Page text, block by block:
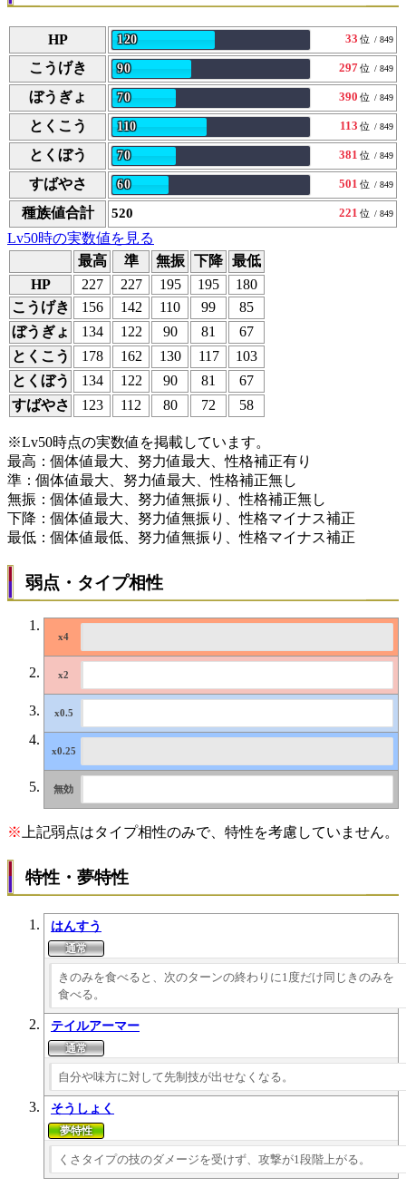
HP 120 33 位 / 849
こうげき 90 297位 / 849
ぼうぎょ 70 390 位 / 849
とくこう 110 113 位 / 849
とくぼう 70 381 位 / 849
すばやさ 60 501 位 / 849
種族値合計 520 221 位 / 849
Lv50時の実数値を見る
最高
準 無振 下降 最低
HP
227 227 195 195
180
こうげき
156 142 110 99
85
ぼうぎょ
134 122 90 81
67
とくこう
178 162 130 117
103
とくぼう
134 122 90 81
67
すばやさ
123 112 80 72 58
※Lv50時点の実数値を掲載しています。
最高：個体値最大、努力値最大、性格補正有り
準：個体値最大、努力値最大、性格補正無し
無振：個体値最大、努力値無振り、性格補正無し
下降：個体値最大、努力値無振り、性格マイナス補正
最低：個体値最低、努力値無振り、性格マイナス補正
弱点・タイプ相性
※ 上記弱点はタイプ相性のみで、特性を考慮していません。
特性・夢特性
はんすう
きのみを食べると、次のターンの終わりに1度だけ同じきのみを
食べる。
テイルアーマー
自分や味方に対して先制技が出せなくなる。
そうしょく
くさタイプの技のダメージを受けず、攻撃が1段階上がる。